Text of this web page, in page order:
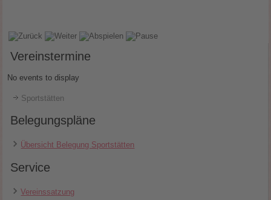
Vereinstermine
No events to display
Sportstätten
Belegungspläne
Übersicht Belegung Sportstätten
Service
Vereinssatzung